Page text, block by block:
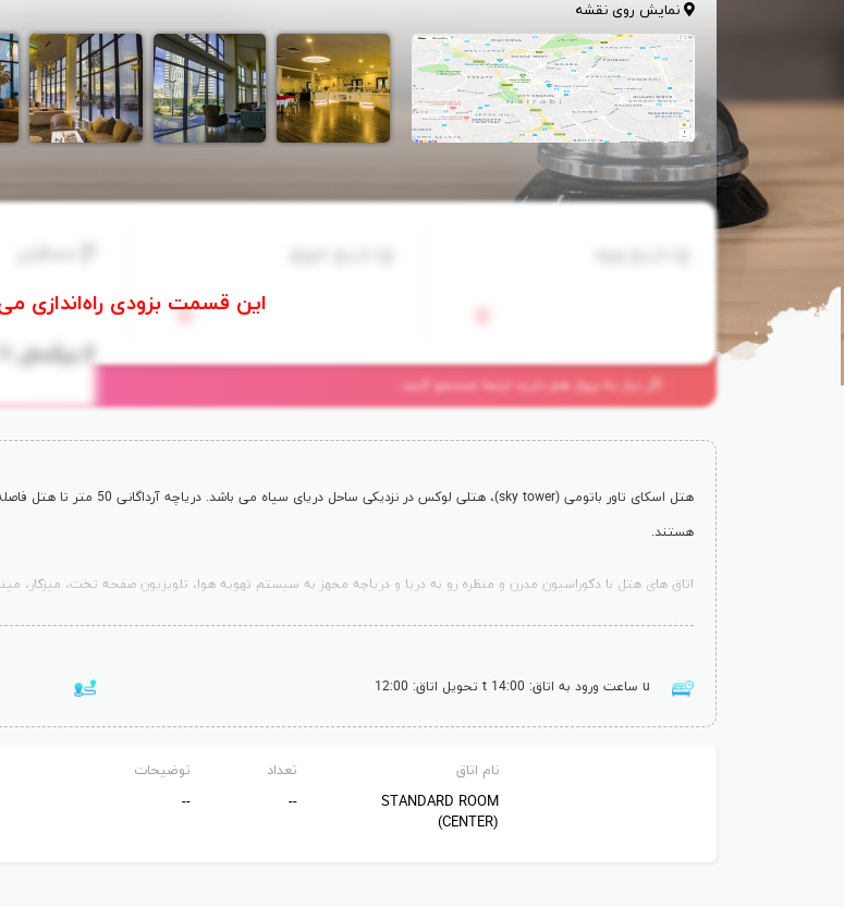
نمایش روی نقشه
اگر نیاز به پرواز هم دارید اینجا جستجو کنید...
هتل اسکای تاور باتومی (sky tower
)، هتلی لوکس در نزدیکی
هستند.
اتاق های هتل با دکوراسیون مدرن و منظره رو به دریا و دریاچه مجهز به سیستم تهویه هوا، تلویزیون صفحه تخت، میزکار،
دلفیناریوم به اندازه 1.3 کیلومتر، موزه باستان شناسی باتومی 1.9 کیلومتر و فرودگاه بین المللی باتومی 4 کیلومتر با هتل فاصله دارند.
ساعت ورود به اتاق: 14:00 تحویل اتاق: 12:00
نام اتاق
STANDARD ROOM
(CENTER)
تعداد
--
توضیحات
--